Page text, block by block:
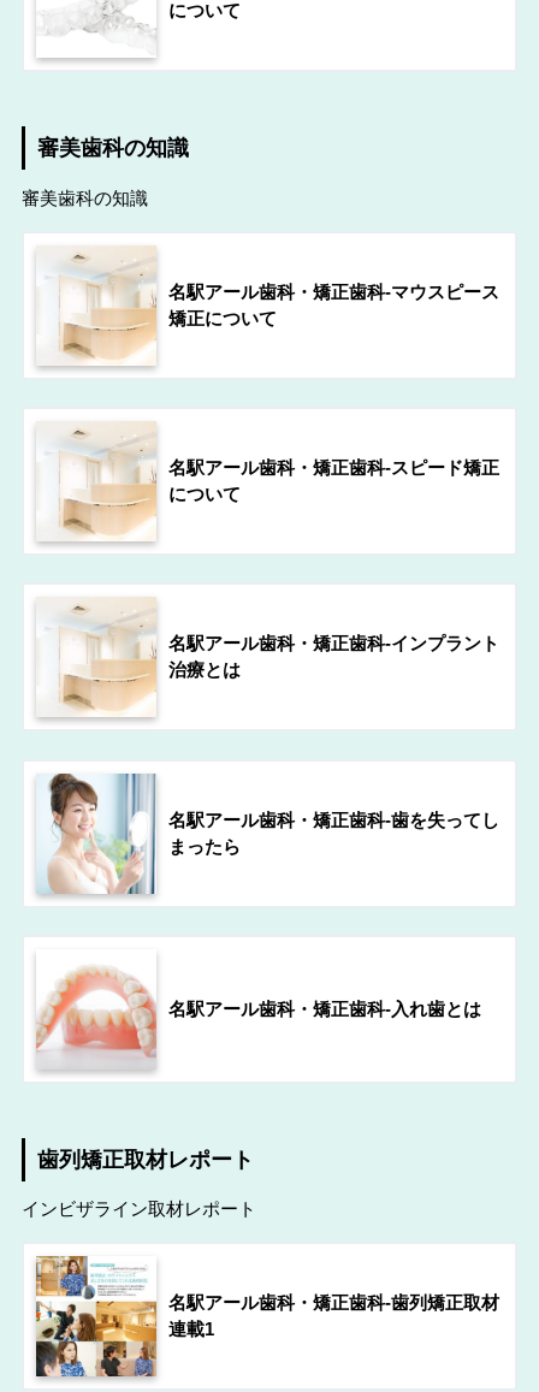
について
審美歯科の知識
審美歯科の知識
名駅アール歯科・矯正歯科-マウスピース
矯正について
名駅アール歯科・矯正歯科-スピード矯正
について
名駅アール歯科・矯正歯科-インプラント
治療とは
名駅アール歯科・矯正歯科-歯を失ってし
まったら
名駅アール歯科・矯正歯科-入れ歯とは
歯列矯正取材レポート
インビザライン取材レポート
名駅アール歯科・矯正歯科-歯列矯正取材
連載1